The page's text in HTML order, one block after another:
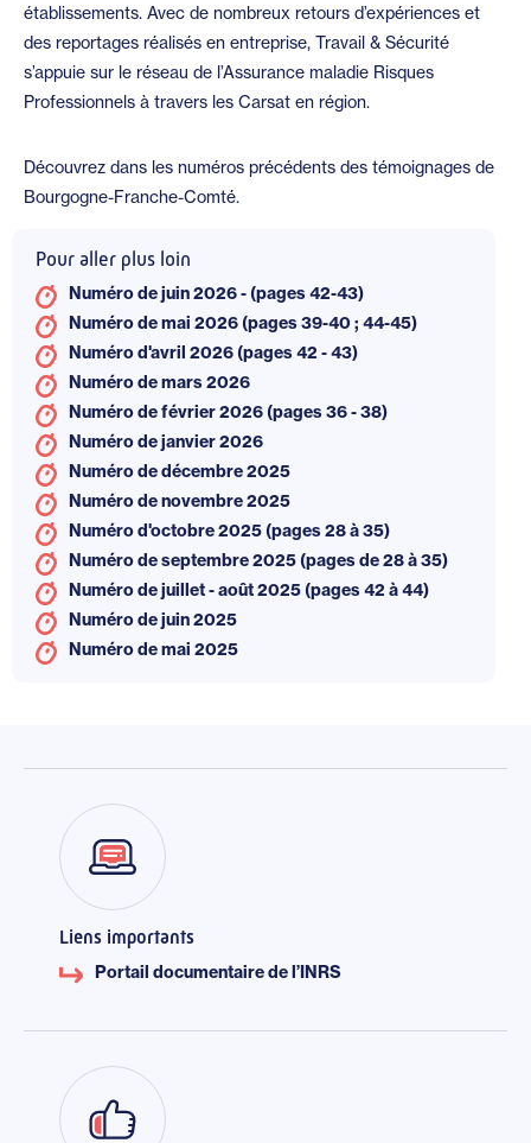
établissements. Avec de nombreux retours d’expériences et
des reportages réalisés en entreprise, Travail & Sécurité
s’appuie sur le réseau de l’Assurance maladie Risques
Professionnels à travers les Carsat en région.
Découvrez dans les numéros précédents des témoignages de
Bourgogne-Franche-Comté.
Pour aller plus loin
Numéro de juin 2026 - (pages 42-43)
Numéro de mai 2026 (pages 39-40 ; 44-45)
Numéro d'avril 2026 (pages 42 - 43)
Numéro de mars 2026
Numéro de février 2026 (pages 36 - 38)
Numéro de janvier 2026
Numéro de décembre 2025
Numéro de novembre 2025
Numéro d'octobre 2025 (pages 28 à 35)
Numéro de septembre 2025 (pages de 28 à 35)
Numéro de juillet - août 2025 (pages 42 à 44)
Numéro de juin 2025
Numéro de mai 2025
Liens importants
Portail documentaire de l’INRS